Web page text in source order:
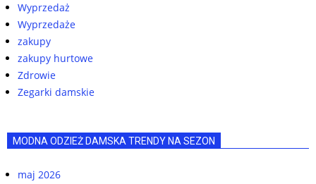
Wyprzedaż
Wyprzedaże
zakupy
zakupy hurtowe
Zdrowie
Zegarki damskie
MODNA ODZIEŻ DAMSKA TRENDY NA SEZON
maj 2026